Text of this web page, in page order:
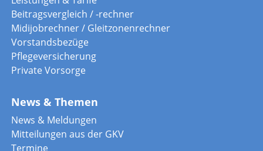
Beitragsvergleich / -rechner
Midijobrechner / Gleitzonenrechner
Vorstandsbezüge
Pflegeversicherung
Private Vorsorge
News & Themen
News & Meldungen
Mitteilungen aus der GKV
Termine